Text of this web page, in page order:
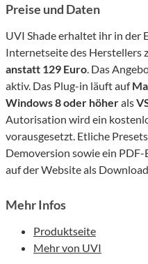
Preise und Daten
UVI Shade erhaltet ihr in der
Internetseite des Herstellers
anstatt 129 Euro . Das
aktiv. Das Plug-in läuft auf
Windows 8 oder höherals
Autorisation wird ein
vorausgesetzt. Etliche
Demoversion sowie ein
auf der Website als
Mehr Infos
Produktseite
Mehr von UVI